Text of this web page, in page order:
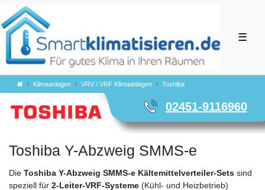
☰
Klimaanlagen VRV / VRF Klimaanlagen Toshiba
02451-9116960
Toshiba Y-Abzweig SMMS-e
Die Toshiba Y-Abzweig SMMS-e Kältemittelverteiler-Sets sind
speziell für 2-Leiter-VRF-Systeme (Kühl- und Heizbetrieb)